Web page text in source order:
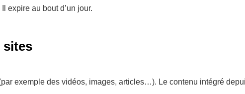
expire au bout d’un jour.
sites
exemple des vidéos, images, articles…). Le contenu intégré